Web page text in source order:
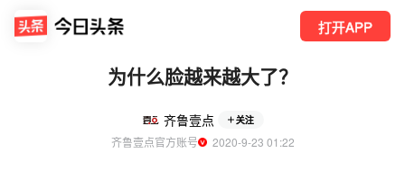
打开APP
为什么脸越来越大了？
齐鲁壹点 关注
齐鲁壹点官方账号
  2020-9-23 01:22